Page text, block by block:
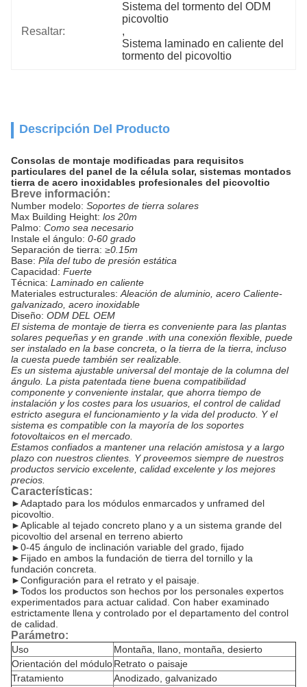
Resaltar:
Sistema del tormento del ODM
picovoltio
,
Sistema laminado en caliente del
tormento del picovoltio
Descripción Del Producto
Consolas de montaje modificadas para requisitos
particulares del panel de la célula solar, sistemas montados
tierra de acero inoxidables profesionales del picovoltio
Breve información:
Number modelo: Soportes de tierra solares
Max Building Height: los 20m
Palmo: Como sea necesario
Instale el ángulo: 0-60 grado
Separación de tierra: ≥0.15m
Base: Pila del tubo de presión estática
Capacidad: Fuerte
Técnica: Laminado en caliente
Materiales estructurales: Aleación de aluminio, acero Caliente-
galvanizado, acero inoxidable
Diseño: ODM DEL OEM
El sistema de montaje de tierra es conveniente para las plantas
solares pequeñas y en grande .with una conexión flexible, puede
ser instalado en la base concreta, o la tierra de la tierra, incluso
la cuesta puede también ser realizable.
Es un sistema ajustable universal del montaje de la columna del
ángulo. La pista patentada tiene buena compatibilidad
componente y conveniente instalar, que ahorra tiempo de
instalación y los costes para los usuarios, el control de calidad
estricto asegura el funcionamiento y la vida del producto. Y el
sistema es compatible con la mayoría de los soportes
fotovoltaicos en el mercado.
Estamos confiados a mantener una relación amistosa y a largo
plazo con nuestros clientes. Y proveemos siempre de nuestros
productos servicio excelente, calidad excelente y los mejores
precios.
Características:
►Adaptado para los módulos enmarcados y unframed del
picovoltio.
►Aplicable al tejado concreto plano y a un sistema grande del
picovoltio del arsenal en terreno abierto
►0-45 ángulo de inclinación variable del grado, fijado
►Fijado en ambos la fundación de tierra del tornillo y la
fundación concreta.
►Configuración para el retrato y el paisaje.
►Todos los productos son hechos por los personales expertos
experimentados para actuar calidad. Con haber examinado
estrictamente llena y controlado por el departamento del control
de calidad.
Parámetro:
Uso
Montaña, llano, montaña, desierto
Orientación del móduloRetrato o paisaje
Tratamiento
Anodizado, galvanizado